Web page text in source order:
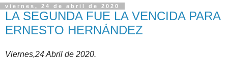
viernes, 24 de abril de 2020
LA SEGUNDA FUE LA VENCIDA PARA
ERNESTO HERNÁNDEZ
Viernes,24 Abril de 2020.